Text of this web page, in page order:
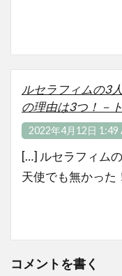
ルセラフィムの3
の理由は3つ！－
2022年4月12日 1:49
[…] ルセラフィム
天使でも無かった
コメントを書く